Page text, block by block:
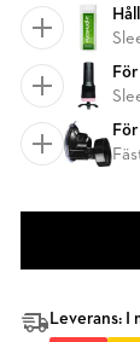
Leverans: I